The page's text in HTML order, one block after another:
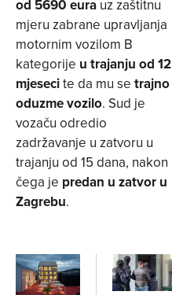
od 5690 eura uz zaštitnu
mjeru zabrane upravljanja
motornim vozilom B
kategorije u trajanju od 12
mjesecite da mu se trajno
oduzme vozilo. Sud je
vozaču odredio
zadržavanje u zatvoru u
trajanju od 15 dana, nakon
čega je predan u zatvor u
Zagrebu.